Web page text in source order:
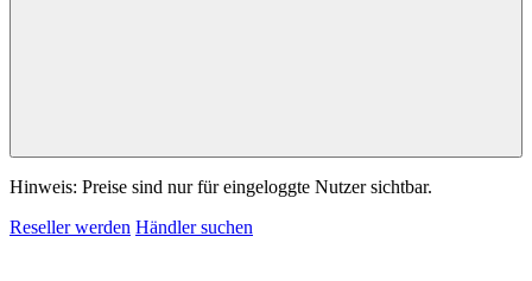
Hinweis: Preise sind nur für eingeloggte Nutzer sichtbar.
Reseller werden Händler suchen